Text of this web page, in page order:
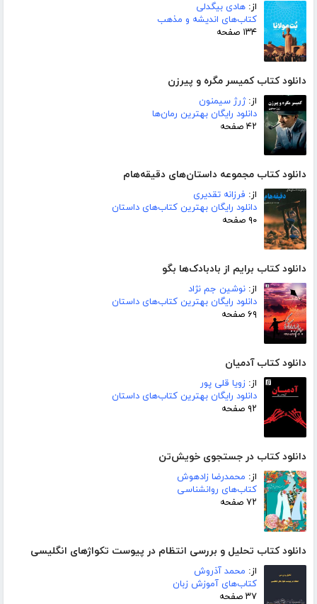
از: هادی بیگدلی
کتاب‌های اندیشه و مذهب
۱۳۴ صفحه
دانلود کتاب کمیسر مگره و پیرزن
از:ژرژ سیمنون
دانلود رایگان بهترین رمان‌ها
۴۲ صفحه
دانلود کتاب مجموعه داستان‌های دقیقه‌هام
از: فرزانه تقدیری
دانلود رایگان بهترین کتاب‌های داستان
۹۰ صفحه
دانلود کتاب برایم از بادبادک‌ها بگو
از: نوشین جم نژاد
دانلود رایگان بهترین کتاب‌های داستان
۶۹ صفحه
دانلود کتاب آدمیان
از: زویا قلی پور
دانلود رایگان بهترین کتاب‌های داستان
۹۲ صفحه
دانلود کتاب در جستجوی خویش‌تن
از: محمدرضا زادهوش
کتاب‌های روانشناسی
۷۲ صفحه
دانلود کتاب تحلیل و بررسی انتظام در پیوست تکواژهای انگلیسی
از: محمد آذروش
کتاب‌های آموزش زبان
۳۷ صفحه